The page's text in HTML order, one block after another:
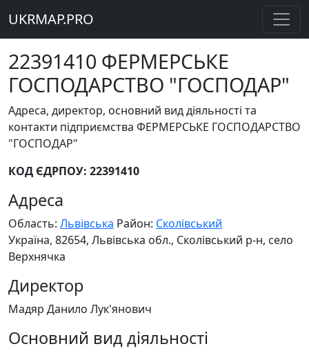
UKRMAP.PRO
22391410 ФЕРМЕРСЬКЕ
ГОСПОДАРСТВО "ГОСПОДАР"
Адреса, директор, основний вид діяльності та
контакти підприємства ФЕРМЕРСЬКЕ ГОСПОДАРСТВО
"ГОСПОДАР"
КОД ЄДРПОУ: 22391410
Адреса
Область: Львівська Район: Сколівський
Україна, 82654, Львівська обл., Сколівський р-н, село
Верхнячка
Директор
Мадяр Данило Лук'янович
Основний вид діяльності